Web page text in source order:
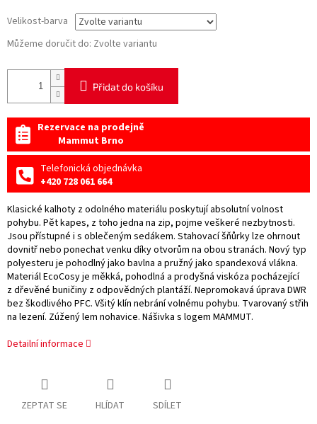
Velikost-barva
Můžeme doručit do: Zvolte variantu
Přidat do košíku
Rezervace na prodejně
Mammut Brno
Telefonická objednávka
+420 728 061 664
Klasické kalhoty z odolného materiálu poskytují absolutní volnost
pohybu. Pět kapes, z toho jedna na zip, pojme veškeré nezbytnosti.
Jsou přístupné i s oblečeným sedákem. Stahovací šňůrky lze ohrnout
dovnitř nebo ponechat venku díky otvorům na obou stranách. Nový typ
polyesteru je pohodlný jako bavlna a pružný jako spandexová vlákna.
Materiál EcoCosy je měkká, pohodlná a prodyšná viskóza pocházející
z dřevěné buničiny z odpovědných plantáží. Nepromokavá úprava DWR
bez škodlivého PFC. Všitý klín nebrání volnému pohybu. Tvarovaný střih
na lezení. Zúžený lem nohavice. Nášivka s logem MAMMUT.
Detailní informace
ZEPTAT SE HLÍDAT SDÍLET